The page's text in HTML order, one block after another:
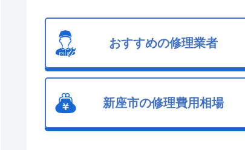
おすすめの修理業者
新座市の修理費用相場